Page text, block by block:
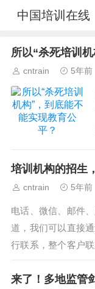
中国培训在线
所以“杀死培训
cntrain 5年前
培训机构的招生
cntrain 5年前
电话、微信、邮件
道，我们可以直接
行联系，整个客户
告设计，以及家长
来了！多地监管